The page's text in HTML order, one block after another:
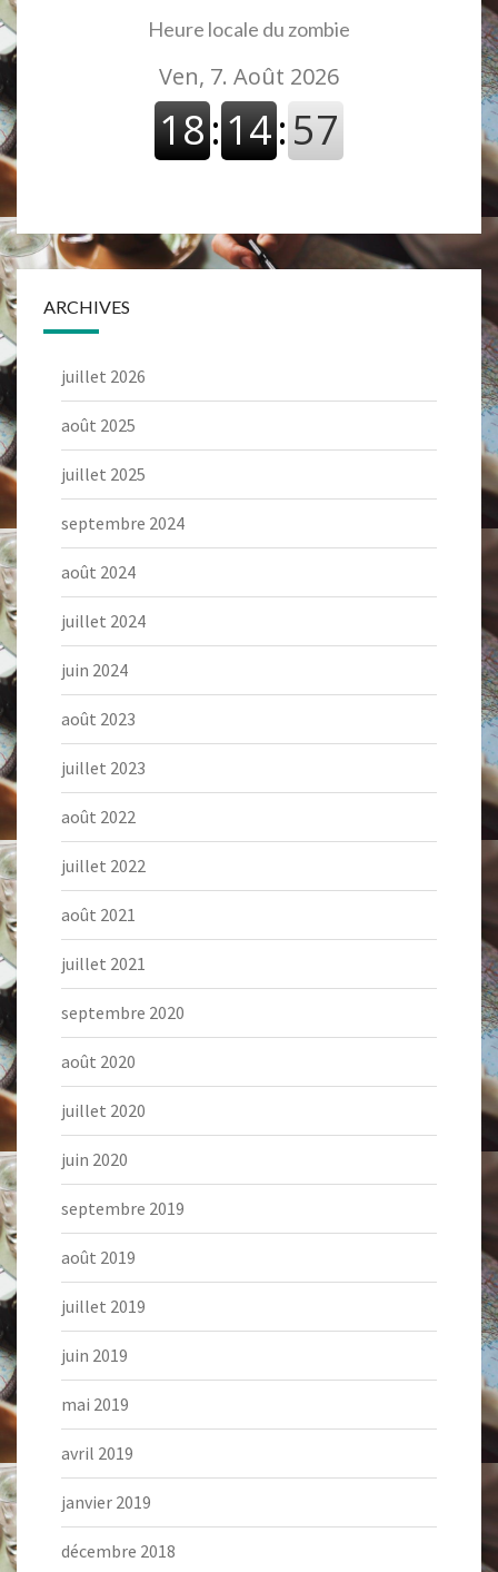
Heure locale du zombie
ARCHIVES
juillet 2026
août 2025
juillet 2025
septembre 2024
août 2024
juillet 2024
juin 2024
août 2023
juillet 2023
août 2022
juillet 2022
août 2021
juillet 2021
septembre 2020
août 2020
juillet 2020
juin 2020
septembre 2019
août 2019
juillet 2019
juin 2019
mai 2019
avril 2019
janvier 2019
décembre 2018